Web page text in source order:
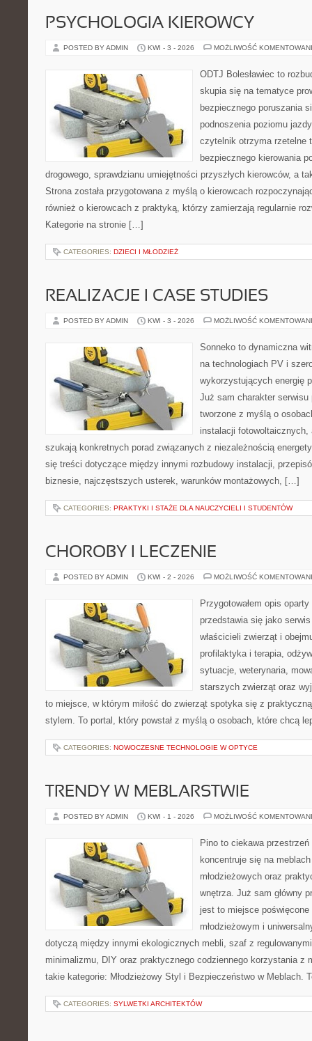
PSYCHOLOGIA KIEROWCY
POSTED BY ADMIN KWI - 3 - 2026 MOŻLIWOŚĆ
ODTJ Bolesławiec to
skupia się na tematyce
bezpiecznego poruszania
podnoszenia poziomu
czytelnik otrzyma rzetelne
bezpiecznego kierowania
drogowego, sprawdzianu umiejętności przyszłych kierowców, a
Strona została przygotowana z myślą o kierowcach
również o kierowcach z praktyką, którzy zamierzają regularnie
Kategorie na stronie […]
CATEGORIES: DZIECI I MŁODZIEŻ
REALIZACJE I CASE STUDIES
POSTED BY ADMIN KWI - 3 - 2026 MOŻLIWOŚĆ
Sonneko to dynamiczna
na technologiach PV i
wykorzystujących energię
Już sam charakter
tworzone z myślą o
instalacji
szukają konkretnych porad związanych z niezależnością
się treści dotyczące między innymi rozbudowy instalacji,
biznesie, najczęstszych usterek, warunków montażowych, […]
CATEGORIES: PRAKTYKI I STAŻE DLA NAUCZYCIELI I STUDENTÓW
CHOROBY I LECZENIE
POSTED BY ADMIN KWI - 2 - 2026 MOŻLIWOŚĆ
Przygotowałem opis
przedstawia się jako
właścicieli zwierząt i
profilaktyka i terapia,
sytuacje, weterynaria,
starszych zwierząt oraz
to miejsce, w którym miłość do zwierząt spotyka się z
stylem. To portal, który powstał z myślą o osobach, które chcą
CATEGORIES: NOWOCZESNE TECHNOLOGIE W OPTYCE
TRENDY W MEBLARSTWIE
POSTED BY ADMIN KWI - 1 - 2026 MOŻLIWOŚĆ
Pino to ciekawa
koncentruje się na
młodzieżowych oraz
wnętrza. Już sam główny
jest to miejsce
młodzieżowym i
dotyczą między innymi ekologicznych mebli, szaf z regulowanymi
minimalizmu, DIY oraz praktycznego codziennego korzystania z
takie kategorie: Młodzieżowy Styl i Bezpieczeństwo w Meblach.
CATEGORIES: SYLWETKI ARCHITEKTÓW